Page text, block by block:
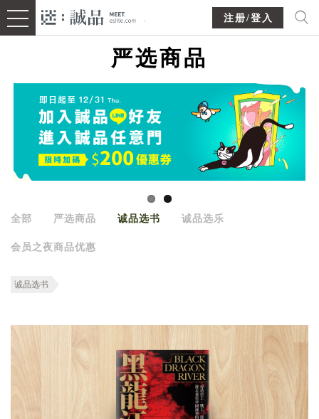
注册/登入
严选商品
全部 严选商品 诚品选书 诚品选乐
会员之夜商品优惠
诚品选书